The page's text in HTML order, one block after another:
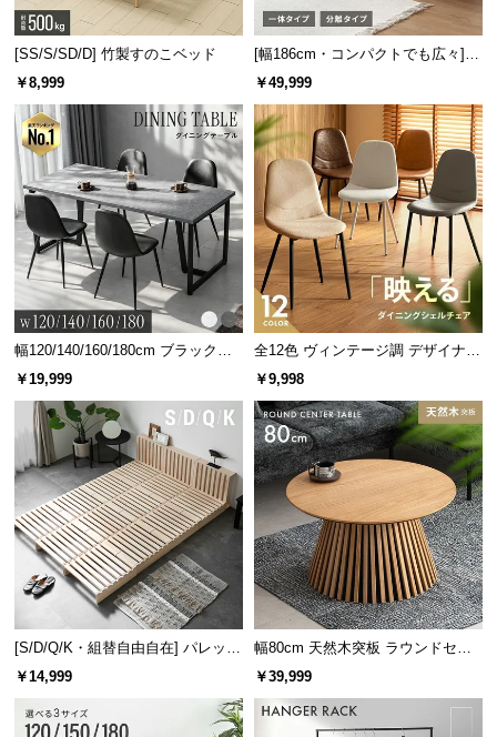
[SS/S/SD/D] 竹製すのこベッド
￥8,999
[幅186cm・コンパクトでも広々] 3
人掛けソファベッド リクライニン
￥49,999
幅120/140/160/180cm ブラックフ
レーム ダイニング 大理石調 4人掛
￥19,999
全12色 ヴィンテージ調 デザイナー
ズシェルチェア
￥9,998
[S/D/Q/K・組替自由自在] パレット
ベッド 8/12/16枚セット
￥14,999
幅80cm 天然木突板 ラウンドセン
ターテーブル 美しい格子デザイン
￥39,999